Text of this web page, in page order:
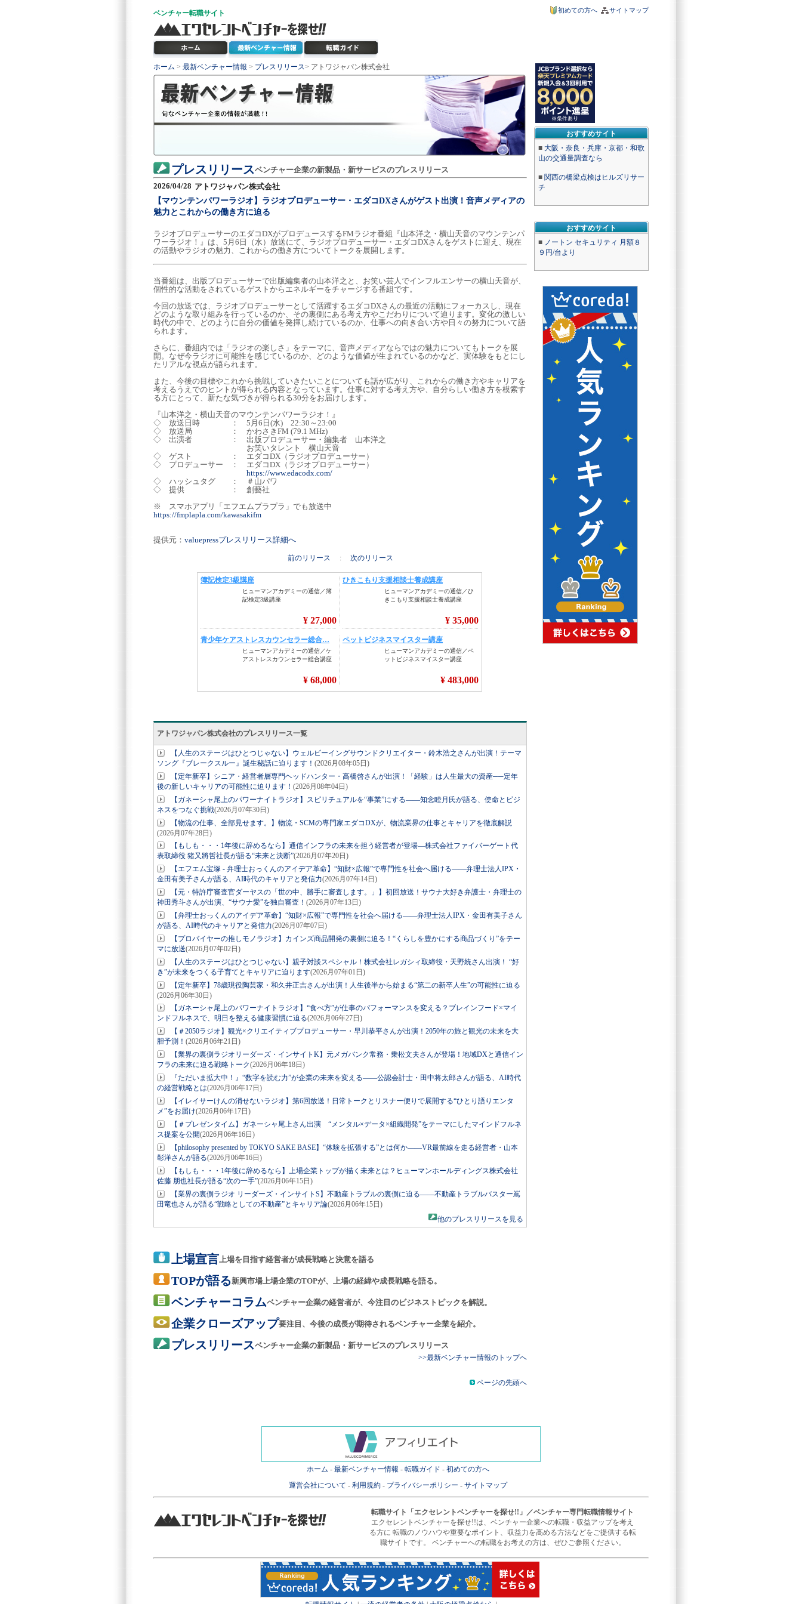
ベンチャー転職サイト サイトマップ
初めての方へ
おすすめサイト
■ 大阪・奈良・兵庫・京都・和歌
山の交通量調査なら
■ 関西の橋梁点検はヒルズリサー
チ
おすすめサイト
■ ノートン セキュリティ 月額８
９円/台より
ホーム > 最新ベンチャー情報 > プレスリリース> アトワジャパン株式会社
プレスリリースベンチャー企業の新製品・新サービスのプレスリリース
2026/04/28 アトワジャパン株式会社
【マウンテンパワーラジオ】ラジオプロデューサー・エダコDXさんがゲスト出演！音声メディアの
魅力とこれからの働き方に迫る
ラジオプロデューサーのエダコDXがプロデュースするFMラジオ番組『山本洋之・横山天音のマウンテンパ
ワーラジオ！』は、5月6日（水）放送にて、ラジオプロデューサー・エダコDXさんをゲストに迎え、現在
の活動やラジオの魅力、これからの働き方についてトークを展開します。
当番組は、出版プロデューサーで出版編集者の山本洋之と、お笑い芸人でインフルエンサーの横山天音が、
個性的な活動をされているゲストからエネルギーをチャージする番組です。
今回の放送では、ラジオプロデューサーとして活躍するエダコDXさんの最近の活動にフォーカスし、現在
どのような取り組みを行っているのか、その裏側にある考え方やこだわりについて迫ります。変化の激しい
時代の中で、どのように自分の価値を発揮し続けているのか、仕事への向き合い方や日々の努力について語
られます。
さらに、番組内では「ラジオの楽しさ」をテーマに、音声メディアならではの魅力についてもトークを展
開。なぜ今ラジオに可能性を感じているのか、どのような価値が生まれているのかなど、実体験をもとにし
たリアルな視点が語られます。
また、今後の目標やこれから挑戦していきたいことについても話が広がり、これからの働き方やキャリアを
考えるうえでのヒントが得られる内容となっています。仕事に対する考え方や、自分らしい働き方を模索す
る方にとって、新たな気づきが得られる30分をお届けします。
『山本洋之・横山天音のマウンテンパワーラジオ！』
◇ 放送日時 ： 5月6日(水) 22:30～23:00
◇ 放送局 ： かわさきFM (79.1 MHz)
◇ 出演者 ： 出版プロデューサー・編集者 山本洋之
お笑いタレント 横山天音
◇ ゲスト ： エダコDX（ラジオプロデューサー）
◇ プロデューサー ： エダコDX（ラジオプロデューサー）
https://www.edacodx.com/
◇ ハッシュタグ ： ＃山パワ
◇ 提供 ： 創藝社
※ スマホアプリ「エフエムプラプラ」でも放送中
https://fmplapla.com/kawasakifm
提供元： valuepressプレスリリース詳細へ
前のリリース : 次のリリース
アトワジャパン株式会社のプレスリリース一覧
【人生のステージはひとつじゃない】ウェルビーイングサウンドクリエイター・鈴木浩之さんが出演！テーマ
ソング『ブレークスルー』誕生秘話に迫ります！ (2026月08年05日)
【定年新卒】シニア・経営者層専門ヘッドハンター・高橋啓さんが出演！「経験」は人生最大の資産──定年
後の新しいキャリアの可能性に迫ります！ (2026月08年04日)
【ガネーシャ尾上のパワーナイトラジオ】スピリチュアルを“事業”にする――知念睦月氏が語る、使命とビジ
ネスをつなぐ挑戦(2026月07年30日)
【物流の仕事、全部見せます。】物流・SCMの専門家エダコDXが、物流業界の仕事とキャリアを徹底解説
(2026月07年28日)
【もしも・・・1年後に辞めるなら】通信インフラの未来を担う経営者が登場―株式会社ファイバーゲート代
表取締役 猪又將哲社長が語る“未来と決断”(2026月07年20日)
【エフエム宝塚 - 弁理士おっくんのアイデア革命】“知財×広報”で専門性を社会へ届ける――弁理士法人IPX・
金田有美子さんが語る、AI時代のキャリアと発信力(2026月07年14日)
【元・特許庁審査官ダーヤスの「世の中、勝手に審査します。」】初回放送！サウナ大好き弁護士・弁理士の
神田秀斗さんが出演、“サウナ愛”を独自審査！ (2026月07年13日)
【弁理士おっくんのアイデア革命】“知財×広報”で専門性を社会へ届ける――弁理士法人IPX・金田有美子さん
が語る、AI時代のキャリアと発信力(2026月07年07日)
【プロバイヤーの推しモノラジオ】カインズ商品開発の裏側に迫る！“くらしを豊かにする商品づくり”をテー
マに放送(2026月07年02日)
【人生のステージはひとつじゃない】親子対談スペシャル！株式会社レガシィ取締役・天野統さん出演！ “好
き”が未来をつくる子育てとキャリアに迫ります(2026月07年01日)
【定年新卒】78歳現役陶芸家・和久井正吉さんが出演！人生後半から始まる“第二の新卒人生”の可能性に迫る
(2026月06年30日)
【ガネーシャ尾上のパワーナイトラジオ】“食べ方”が仕事のパフォーマンスを変える？ブレインフード×マイ
ンドフルネスで、明日を整える健康習慣に迫る(2026月06年27日)
【＃2050ラジオ】観光×クリエイティブプロデューサー・早川恭平さんが出演！2050年の旅と観光の未来を大
胆予測！ (2026月06年21日)
【業界の裏側ラジオリーダーズ・インサイトK】元メガバンク常務・乗松文夫さんが登場！地域DXと通信イン
フラの未来に迫る戦略トーク(2026月06年18日)
『ただいま拡大中！』“数字を読む力”が企業の未来を変える――公認会計士・田中将太郎さんが語る、AI時代
の経営戦略とは(2026月06年17日)
【イレイサーけんの消せないラジオ】第6回放送！日常トークとリスナー便りで展開する“ひとり語りエンタ
メ”をお届け(2026月06年17日)
【＃プレゼンタイム】ガネーシャ尾上さん出演 “メンタル×データ×組織開発”をテーマにしたマインドフルネ
ス提案を公開(2026月06年16日)
【philosophy presented by TOKYO SAKE BASE】“体験を拡張する”とは何か――VR最前線を走る経営者・山本
彰洋さんが語る(2026月06年16日)
【もしも・・・1年後に辞めるなら】上場企業トップが描く未来とは？ヒューマンホールディングス株式会社
佐藤 朋也社長が語る“次の一手”(2026月06年15日)
【業界の裏側ラジオ リーダーズ・インサイトS】不動産トラブルの裏側に迫る――不動産トラブルバスター嶌
田竜也さんが語る“戦略としての不動産”とキャリア論(2026月06年15日)
他のプレスリリースを見る
上場宣言上場を目指す経営者が成長戦略と決意を語る
TOPが語る新興市場上場企業のTOPが、上場の経緯や成長戦略を語る。
ベンチャーコラムベンチャー企業の経営者が、今注目のビジネストピックを解説。
企業クローズアップ要注目、今後の成長が期待されるベンチャー企業を紹介。
プレスリリースベンチャー企業の新製品・新サービスのプレスリリース
>>最新ベンチャー情報のトップへ
ページの先頭へ
ホーム - 最新ベンチャー情報 - 転職ガイド - 初めての方へ
運営会社について - 利用規約 - プライバシーポリシー - サイトマップ
転職サイト
「エクセレントベンチャーを探せ!!」／ベンチャー専門転職情報サイト
エクセレントベンチャーを探せ!!は、ベンチャー企業への転職・収益アップを考え
る方に 転職のノウハウや重要なポイント、収益力を高める方法などをご提供する転
職サイトです。 ベンチャーへの転職をお考えの方は、ぜひご参照ください。